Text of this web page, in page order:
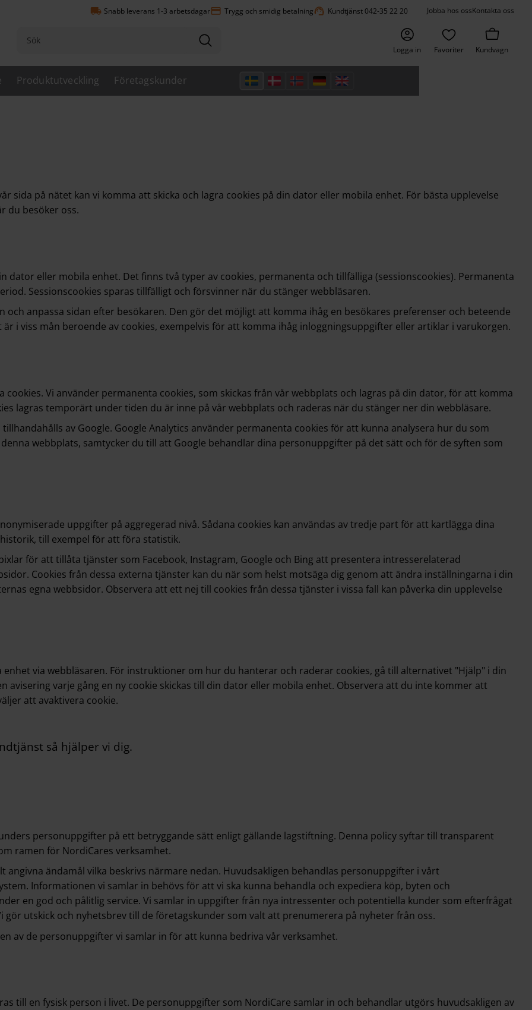
local_shipping Snabb leverans 1-3 arbetsdagarpayment Trygg och smidig betalningsupport_agent Kundtjänst 042-35 22 20 Jobba hos ossKontakta oss
Produktutveckling Företagskunder
Logga in Favoriter Kundvagn
sida på nätet kan vi komma att skicka och lagra cookies på din dator eller mobila enhet. För bästa upplevelse
du besöker oss.
dator eller mobila enhet. Det finns två typer av cookies, permanenta och tillfälliga (sessionscookies). Permanenta
Sessionscookies sparas tillfälligt och försvinner när du stänger webbläsaren.
anpassa sidan efter besökaren. Den gör det möjligt att komma ihåg en besökares preferenser och beteende
i viss mån beroende av cookies, exempelvis för att komma ihåg inloggningsuppgifter eller artiklar i varukorgen.
Vi använder permanenta cookies, som skickas från vår webbplats och lagras på din dator, för att komma
lagras temporärt under tiden du är inne på vår webbplats och raderas när du stänger ner din webbläsare.
av Google. Google Analytics använder permanenta cookies för att kunna analysera hur du som
webbplats, samtycker du till att Google behandlar dina personuppgifter på det sätt och för de syften som
uppgifter på aggregerad nivå. Sådana cookies kan användas av tredje part för att kartlägga dina
till exempel för att föra statistik.
för att tillåta tjänster som Facebook, Instagram, Google och Bing att presentera intresserelaterad
Cookies från dessa externa tjänster kan du när som helst motsäga dig genom att ändra inställningarna i din
egna webbsidor. Observera att ett nej till cookies från dessa tjänster i vissa fall kan påverka din upplevelse
via webbläsaren. För instruktioner om hur du hanterar och raderar cookies, gå till alternativet "Hjälp" i din
avisering varje gång en ny cookie skickas till din dator eller mobila enhet. Observera att du inte kommer att
att avaktivera cookie.
så hjälper vi dig.
personuppgifter på ett betryggande sätt enligt gällande lagstiftning. Denna policy syftar till transparent
ramen för NordiCares verksamhet.
ändamål vilka beskrivs närmare nedan. Huvudsakligen behandlas personuppgifter i vårt
Informationen vi samlar in behövs för att vi ska kunna behandla och expediera köp, byten och
en god och pålitlig service. Vi samlar in uppgifter från nya intressenter och potentiella kunder som efterfrågat
utskick och nyhetsbrev till de företagskunder som valt att prenumerera på nyheter från oss.
av de personuppgifter vi samlar in för att kunna bedriva vår verksamhet.
till en fysisk person i livet. De personuppgifter som NordiCare samlar in och behandlar utgörs huvudsakligen av